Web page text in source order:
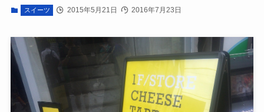
スイーツ 2015年5月21日 2016年7月23日